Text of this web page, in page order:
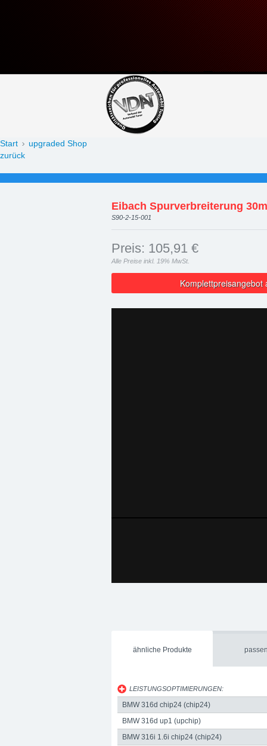
Datenblatt: Eibach
Start
upgraded Shop
zurück
Eibach Spurverbreiterung
S90-2-15-001
Preis: 105,91 €
Alle Preise inkl. 19% MwSt.
Komplettpreisangebot
ähnliche Produkte
LEISTUNGSOPTIMIERUNGEN:
BMW 316d chip24 (chip24)
BMW 316d up1 (upchip)
BMW 316i 1.6i chip24 (chip24)